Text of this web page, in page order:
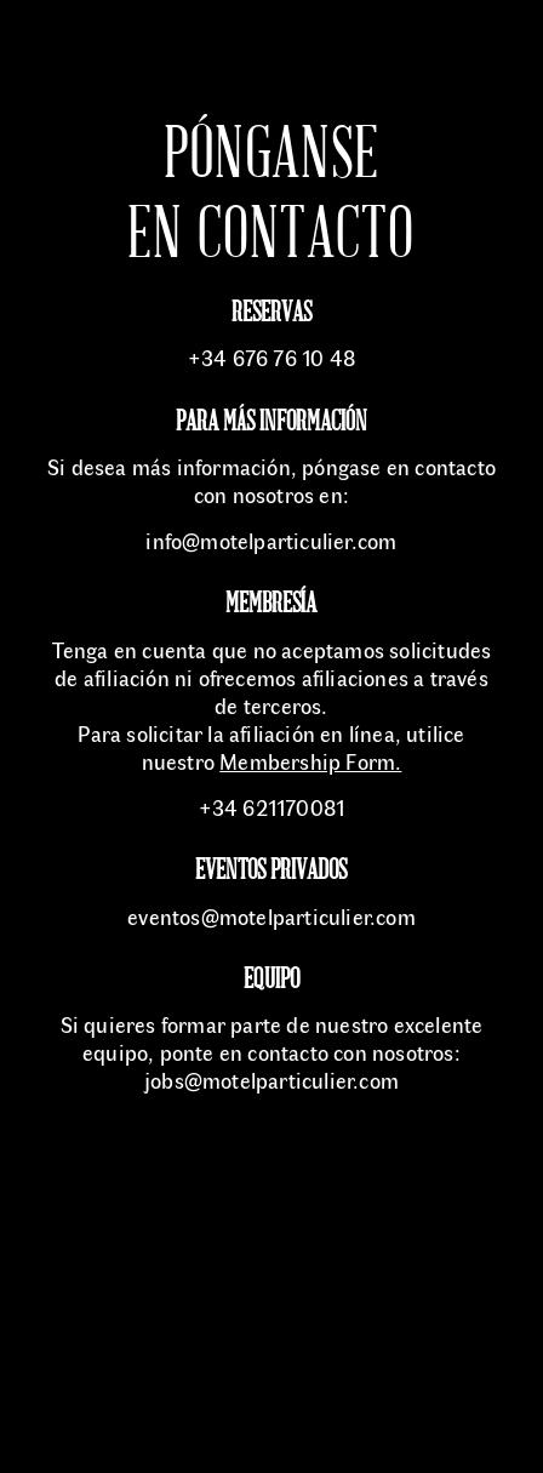
PÓNGANSE
EN CONTACTO
RESERVAS
+34 676 76 10 48
PARA MÁS INFORMACIÓN
Si desea más información, póngase en contacto
con nosotros en:
info@motelparticulier.com
MEMBRESÍA
Tenga en cuenta que no aceptamos solicitudes
de afiliación ni ofrecemos afiliaciones a través
de terceros.
Para solicitar la afiliación en línea, utilice
nuestro Membership Form.
+34 621170081
EVENTOS PRIVADOS
eventos@motelparticulier.com
EQUIPO
Si quieres formar parte de nuestro excelente
equipo, ponte en contacto con nosotros:
jobs@motelparticulier.com